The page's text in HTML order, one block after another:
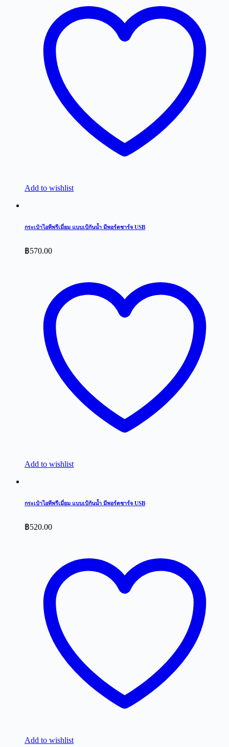
Add to wishlist
กระเป๋าไอทีพรีเมี่ยม แบบเป้กันน้ำ มีพอร์ตชาร์จ USB
฿570.00
Add to wishlist
กระเป๋าไอทีพรีเมี่ยม แบบเป้กันน้ำ มีพอร์ตชาร์จ USB
฿520.00
Add to wishlist